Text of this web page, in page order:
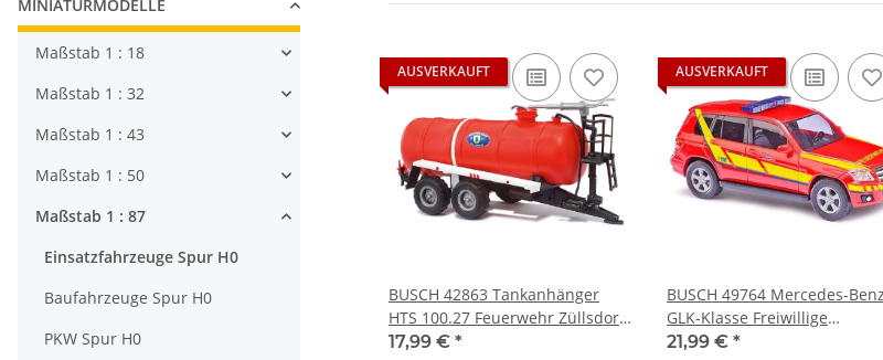
AUSVERKAUFT
BUSCH 42863 Tankanhänger
HTS 100.27 Feuerwehr Züllsdorf
Fertigmodell 1:87
17,99 € *
AUSVERKAUFT
BUSCH 49764 Mercedes-Benz
GLK-Klasse Freiwillige
Feuerwehr PKW-Modell 1:87
21,99 € *
MINIATURMODELLE
Maßstab 1 : 18
Maßstab 1 : 32
Maßstab 1 : 43
Maßstab 1 : 50
Maßstab 1 : 87
Einsatzfahrzeuge Spur H0
Baufahrzeuge Spur H0
PKW Spur H0